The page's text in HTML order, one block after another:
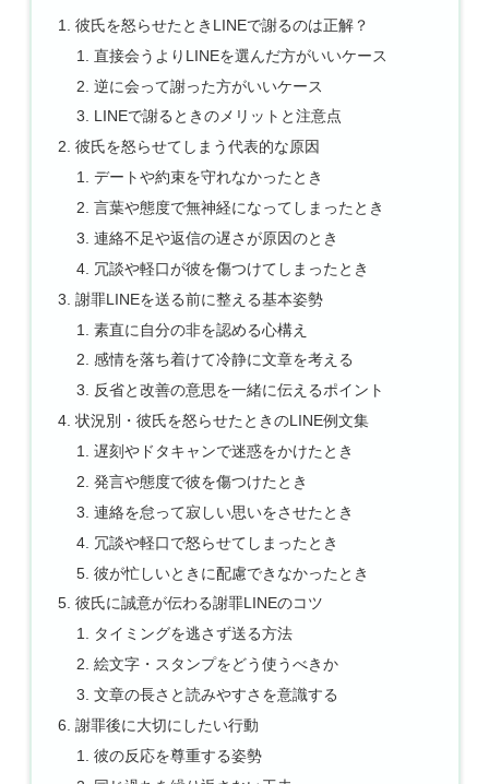
彼氏を怒らせたときLINEで謝るのは正解？
直接会うよりLINEを選んだ方がいいケース
逆に会って謝った方がいいケース
LINEで謝るときのメリットと注意点
彼氏を怒らせてしまう代表的な原因
デートや約束を守れなかったとき
言葉や態度で無神経になってしまったとき
連絡不足や返信の遅さが原因のとき
冗談や軽口が彼を傷つけてしまったとき
謝罪LINEを送る前に整える基本姿勢
素直に自分の非を認める心構え
感情を落ち着けて冷静に文章を考える
反省と改善の意思を一緒に伝えるポイント
状況別・彼氏を怒らせたときのLINE例文集
遅刻やドタキャンで迷惑をかけたとき
発言や態度で彼を傷つけたとき
連絡を怠って寂しい思いをさせたとき
冗談や軽口で怒らせてしまったとき
彼が忙しいときに配慮できなかったとき
彼氏に誠意が伝わる謝罪LINEのコツ
タイミングを逃さず送る方法
絵文字・スタンプをどう使うべきか
文章の長さと読みやすさを意識する
謝罪後に大切にしたい行動
彼の反応を尊重する姿勢